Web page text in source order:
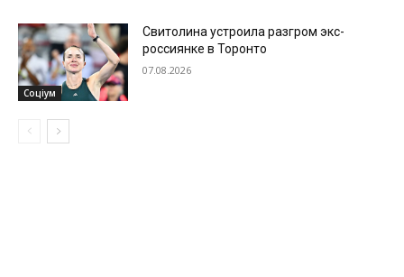
Соціум
Свитолина устроила разгром экс-
россиянке в Торонто
07.08.2026